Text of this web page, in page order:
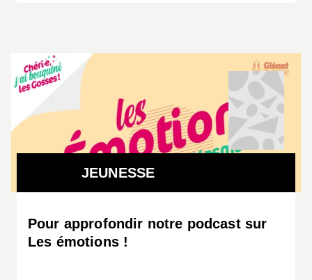
JEUNESSE
Pour approfondir notre podcast sur
Les émotions !